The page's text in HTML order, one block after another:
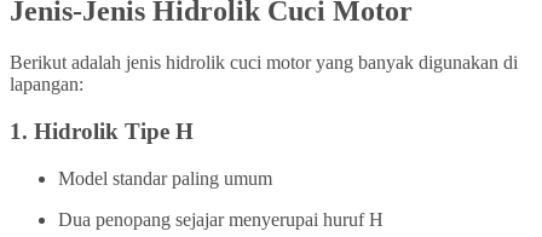
Jenis-Jenis Hidrolik Cuci Motor
Berikut adalah jenis hidrolik cuci motor yang banyak digunakan di
lapangan:
1. Hidrolik Tipe H
Model standar paling umum
Dua penopang sejajar menyerupai huruf H